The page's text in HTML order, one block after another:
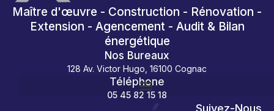
Maître d'œuvre - Construction - Rénovation -
Extension - Agencement - Audit & Bilan
énergétique
Nos Bureaux
128 Av. Victor Hugo, 16100 Cognac
Téléphone
05 45 82 15 18
Suivez-Nous